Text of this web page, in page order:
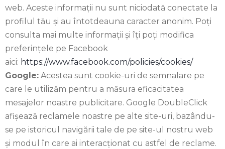
web. Aceste informații nu sunt niciodată conectate la
profilul tău și au întotdeauna caracter anonim. Poți
consulta mai multe informații și îți poți modifica
preferințele pe Facebook
aici: https://www.facebook.com/policies/cookies/
Google: Acestea sunt cookie-uri de semnalare pe
care le utilizăm pentru a măsura eficacitatea
mesajelor noastre publicitare. Google DoubleClick
afișează reclamele noastre pe alte site-uri, bazându-
se pe istoricul navigării tale de pe site-ul nostru web
și modul în care ai interacționat cu astfel de reclame.